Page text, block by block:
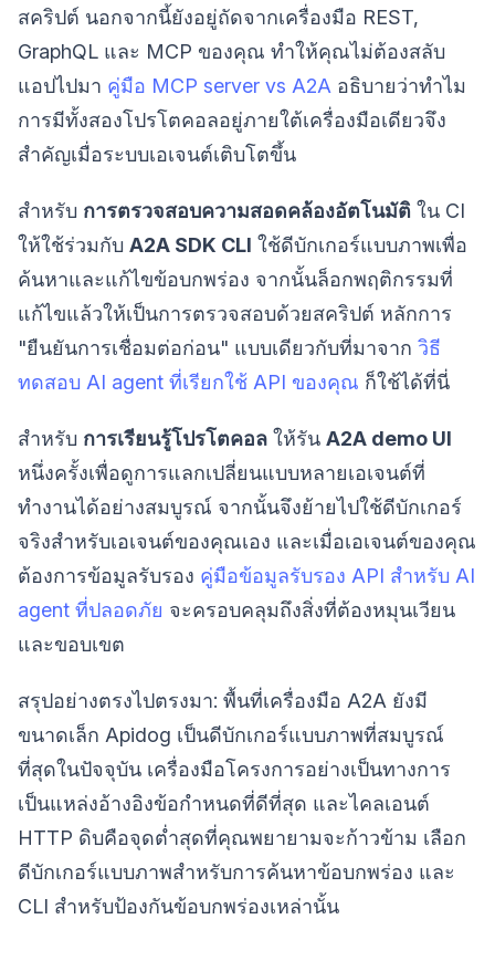
สคริปต์ นอกจากนี้ยังอยู่ถัดจากเครื่องมือ REST,
GraphQL และ MCP ของคุณ ทำให้คุณไม่ต้องสลับ
แอปไปมา คู่มือ MCP server vs A2A อธิบายว่าทำไม
การมีทั้งสองโปรโตคอลอยู่ภายใต้เครื่องมือเดียวจึง
สำคัญเมื่อระบบเอเจนต์เติบโตขึ้น
สำหรับ การตรวจสอบความสอดคล้องอัตโนมัติ ใน CI
ให้ใช้ร่วมกับ A2A SDK CLI ใช้ดีบักเกอร์แบบภาพเพื่อ
ค้นหาและแก้ไขข้อบกพร่อง จากนั้นล็อกพฤติกรรมที่
แก้ไขแล้วให้เป็นการตรวจสอบด้วยสคริปต์ หลักการ
"ยืนยันการเชื่อมต่อก่อน" แบบเดียวกับที่มาจาก วิธี
ทดสอบ AI agent ที่เรียกใช้ API ของคุณ ก็ใช้ได้ที่นี่
สำหรับ การเรียนรู้โปรโตคอล ให้รัน A2A demo UI
หนึ่งครั้งเพื่อดูการแลกเปลี่ยนแบบหลายเอเจนต์ที่
ทำงานได้อย่างสมบูรณ์ จากนั้นจึงย้ายไปใช้ดีบักเกอร์
จริงสำหรับเอเจนต์ของคุณเอง และเมื่อเอเจนต์ของคุณ
ต้องการข้อมูลรับรอง คู่มือข้อมูลรับรอง API สำหรับ AI
agent ที่ปลอดภัย จะครอบคลุมถึงสิ่งที่ต้องหมุนเวียน
และขอบเขต
สรุปอย่างตรงไปตรงมา: พื้นที่เครื่องมือ A2A ยังมี
ขนาดเล็ก Apidog เป็นดีบักเกอร์แบบภาพที่สมบูรณ์
ที่สุดในปัจจุบัน เครื่องมือโครงการอย่างเป็นทางการ
เป็นแหล่งอ้างอิงข้อกำหนดที่ดีที่สุด และไคลเอนต์
HTTP ดิบคือจุดต่ำสุดที่คุณพยายามจะก้าวข้าม เลือก
ดีบักเกอร์แบบภาพสำหรับการค้นหาข้อบกพร่อง และ
CLI สำหรับป้องกันข้อบกพร่องเหล่านั้น